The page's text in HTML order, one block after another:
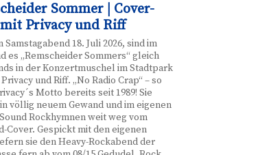
Sommer | Cover-
Privacy und Riff
Samstagabend 18. Juli 2026, sind im
es „Remscheider Sommers“ gleich
in der Konzertmuschel im Stadtpark
und Riff. „No Radio Crap“ – so
Motto bereits seit 1989! Sie
völlig neuem Gewand und im eigenen
Rockhymnen weit weg vom
Cover. Gespickt mit den eigenen
sie den Heavy-Rockabend der